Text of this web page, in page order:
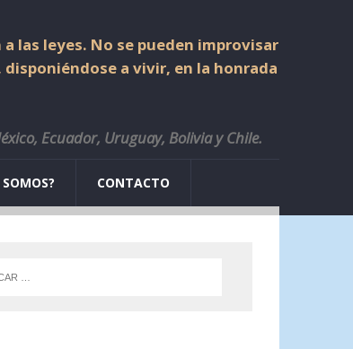
las leyes. No se pueden improvisar
a vivir, en la honrada
Ecuador, Uruguay, Bolivia y Chile.
CONTACTO